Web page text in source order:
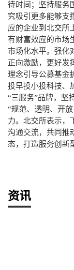
待时间；坚持服务
究吸引更多能够支
应的企业到北交所
有财富效应的市场
市场化水平。强化
正向激励，更好发
理念引导公募基金
投早投小投科技、
“三服务”品牌，坚
“规范、透明、开
力。北交所表示，
沟通交流，共同推
态，打造服务创新
资讯